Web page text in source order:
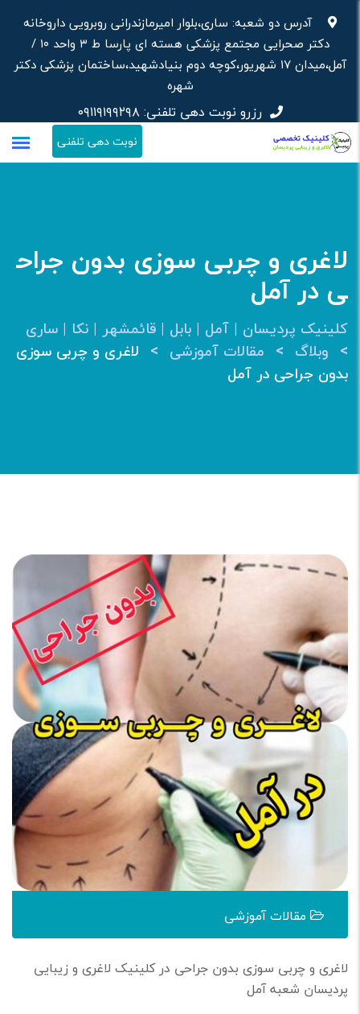
محتوا
آدرس دو شعبه: ساری،بلوار امیرمازندرانی روبرویی داروخانه‌
دکتر صحرایی مجتمع پزشکی هسته ای پارسا ط ۳ واحد ۱۰ /
آمل،میدان ۱۷ شهریور،کوچه دوم بنیادشهید،ساختمان پزشکی دکتر
شهره
رزرو نوبت دهی تلفنی:۰۹۱۱۹۱۹۹۲۹۸
نوبت دهی تلفنی
لاغری و چربی سوزی بدون جراح
ی در آمل
کلینیک پردیسان | آمل | بابل | قائمشهر | نکا | ساری
> وبلاگ > مقالات آموزشی >
لاغری و چربی سوزی
بدون جراحی در آمل
مقالات آموزشی
لاغری و چربی سوزی بدون جراحی در کلینیک لاغری و زیبایی
پردیسان شعبه آمل